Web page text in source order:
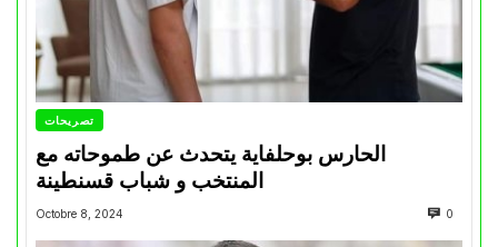
تصريحات
الحارس بوحلفاية يتحدث عن طموحاته مع
المنتخب و شباب قسنطينة
Octobre 8, 2024 0